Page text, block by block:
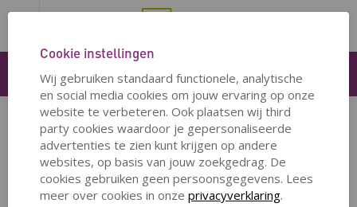
Inloggen
INLOGGEN OP WEG NA HET WERK DEMO
Om in te loggen op de website, dien je jouw gebruikersnaam én
wachtwoord in te vullen.
Cookie instellingen
Wij gebruiken standaard functionele, analytische
en social media cookies om jouw ervaring op onze
website te verbeteren. Ook plaatsen wij third
party cookies waardoor je gepersonaliseerde
advertenties te zien kunt krijgen op andere
websites, op basis van jouw zoekgedrag. De
cookies gebruiken geen persoonsgegevens. Lees
meer over cookies in onze privacyverklaring.